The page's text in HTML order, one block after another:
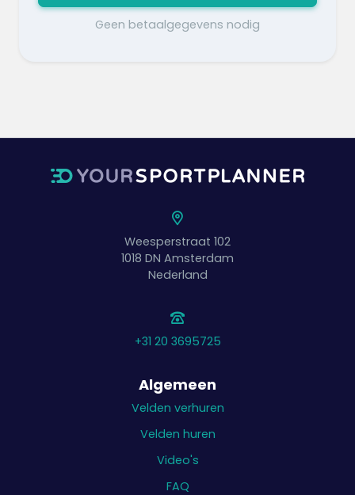
Geen betaalgegevens nodig
Weesperstraat 102
1018 DN Amsterdam
Nederland
+31 20 3695725
Algemeen
Velden verhuren
Velden huren
Video's
FAQ